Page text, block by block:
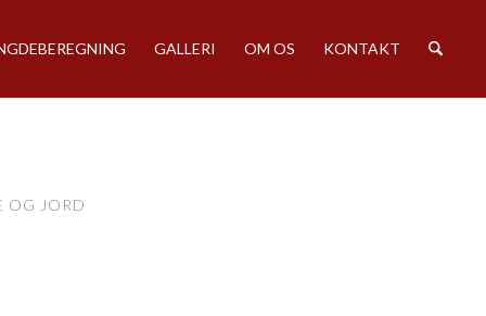
GALLERI OM OS KONTAKT
OG JORD